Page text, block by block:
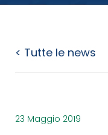
< Tutte le news
23 Maggio 2019